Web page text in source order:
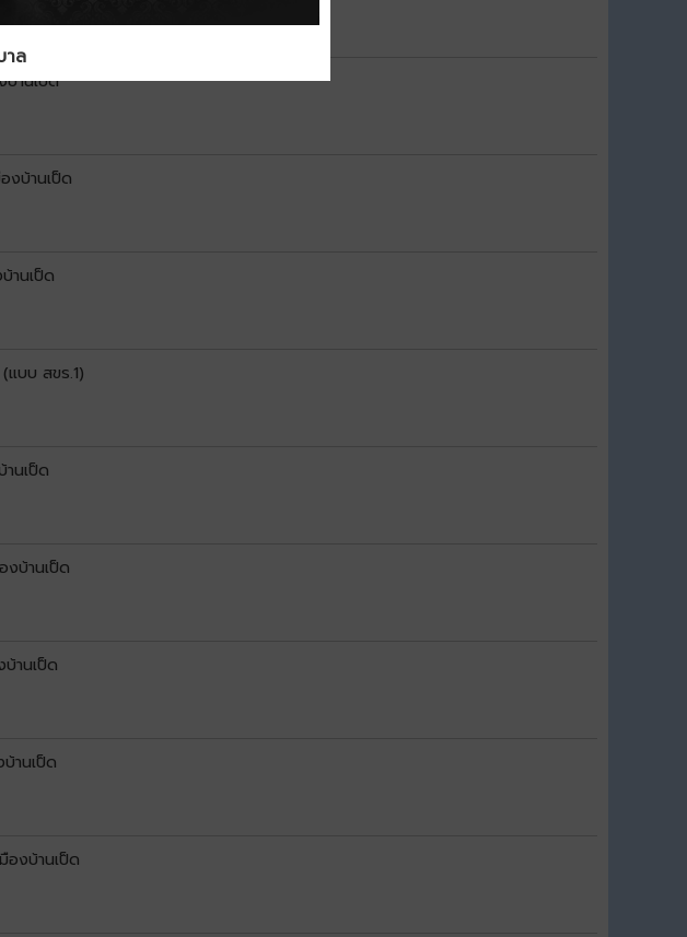
บ้านเป็ด
งบ้านเป็ด
านเป็ด
บบ สขร.1)
นเป็ด
งบ้านเป็ด
านเป็ด
านเป็ด
องบ้านเป็ด
าล